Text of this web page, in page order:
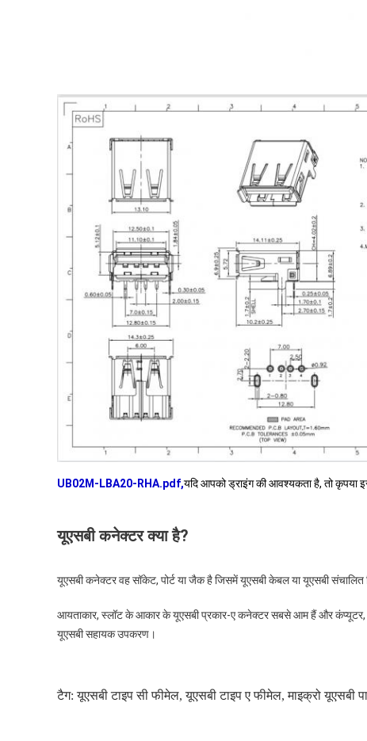
UB02M-LBA20-RHA.pdf,यदि आपको ड्राइंग की आवश्यकता है, तो कृपया
यूएसबी कनेक्टर क्या है?
यूएसबी कनेक्टर वह सॉकेट, पोर्ट या जैक है जिसमें यूएसबी केबल या यूएसबी
आयताकार, स्लॉट के आकार के यूएसबी प्रकार-ए कनेक्टर सबसे आम हैं और कंप्यूटर,
यूएसबी सहायक उपकरण।
टैग:यूएसबी टाइप सी फीमेल, यूएसबी टाइप ए फीमेल, माइक्रो यूएसबी